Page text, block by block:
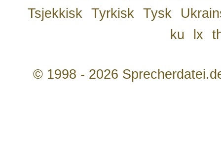
Tsjekkisk
Tyrkisk Tysk
ku
lx
© 1998 - 2026